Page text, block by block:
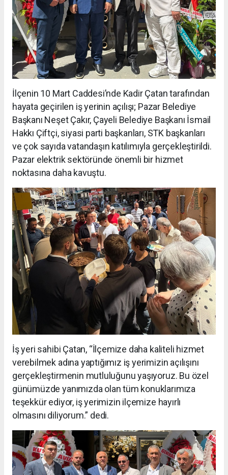
İlçenin 10 Mart Caddesi’nde Kadir Çatan tarafından
hayata geçirilen iş yerinin açılışı; Pazar Belediye
Başkanı Neşet Çakır, Çayeli Belediye Başkanı İsmail
Hakkı Çiftçi, siyasi parti başkanları, STK başkanları
ve çok sayıda vatandaşın katılımıyla gerçekleştirildi.
Pazar elektrik sektöründe önemli bir hizmet
noktasına daha kavuştu.
İş yeri sahibi Çatan, “İlçemize daha kaliteli hizmet
verebilmek adına yaptığımız iş yerimizin açılışını
gerçekleştirmenin mutluluğunu yaşıyoruz. Bu özel
günümüzde yanımızda olan tüm konuklarımıza
teşekkür ediyor, iş yerimizin ilçemize hayırlı
olmasını diliyorum.” dedi.